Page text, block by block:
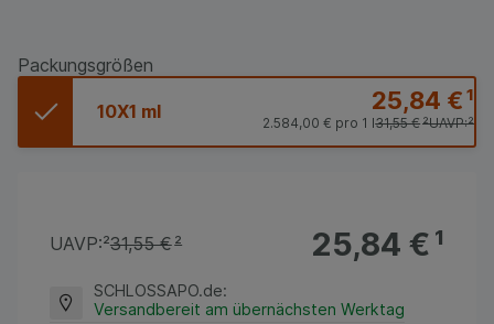
Packungsgrößen
10X1 ml 25,84 €¹
UAVP:²
31,55 €²
2.584,00 € pro 1 l
25,84 €¹
UAVP:²31,55 €²
SCHLOSSAPO.de:
Versandbereit am übernächsten Werktag